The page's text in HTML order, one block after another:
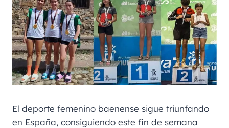
El deporte femenino baenense sigue triunfando
en España, consiguiendo este fin de semana